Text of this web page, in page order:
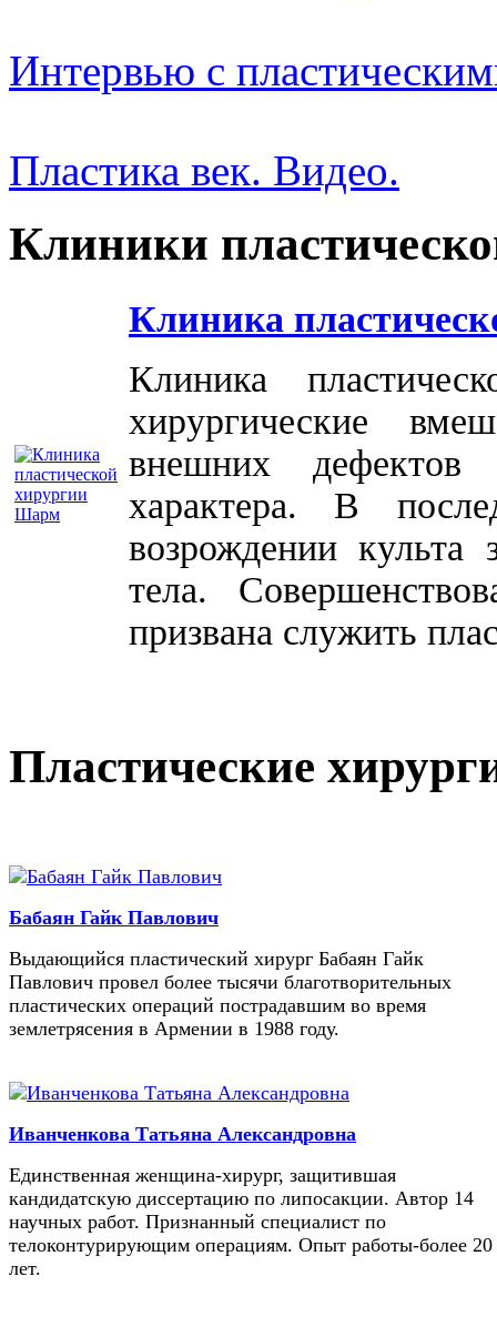
Интервью с
Пластика век. Видео.
Клиники
Клиника
Клиника
хирургические
внешних дефектов
характера. В
возрождении культа
тела.
призвана служить
Пластические
Бабаян Гайк Павлович
Выдающийся пластический хирург Бабаян Гайк
Павлович провел более тысячи благотворительных
пластических операций пострадавшим во время
землетрясения в Армении в 1988 году.
Иванченкова Татьяна Александровна
Единственная женщина-хирург, защитившая
кандидатскую диссертацию по липосакции. Автор 14
научных работ. Признанный специалист по
телоконтурирующим операциям. Опыт работы-более 20
лет.